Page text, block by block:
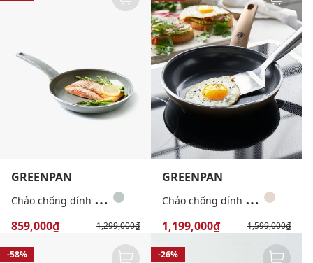
GREENPAN
C
hảo chống dính Cambridge Bronze 20cm
859,000₫ 1,299,000₫
GREENPAN
C
hảo chống dính Cambridge Bronze 28cm
1,199,000₫ 1,599,000₫
-58% -26%